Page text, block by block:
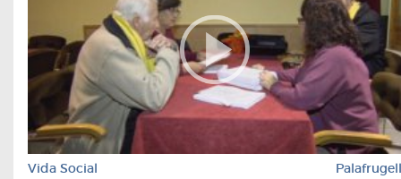
Vida Social Palafrugell